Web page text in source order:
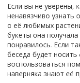
Если вы не уверены,
ненавязчиво узнать
о её любимых
букеты она
понравилось. Если
беседа будет
воспользоваться
наверняка знают её